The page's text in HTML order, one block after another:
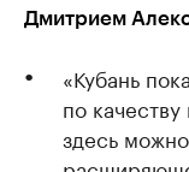
Дмитрием
«Кубань
по
здесь